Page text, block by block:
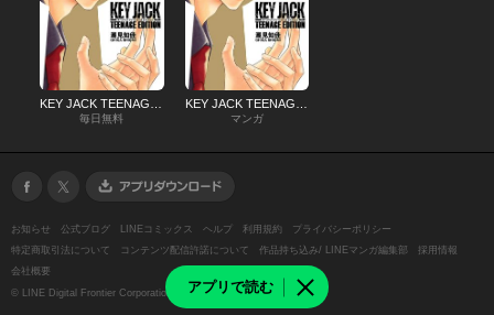
アプリで読む
毎日無料 マンガ
お知らせ 公式ブログ LINEコミックス ヘルプ 利用規約
プライバシーポリシー
特定商取引法について
コンテンツ配信許諾について 作品持ち込み/ LINEマンガ編集部
採用情報
会社概要
© LINE Digital Frontier Corporation